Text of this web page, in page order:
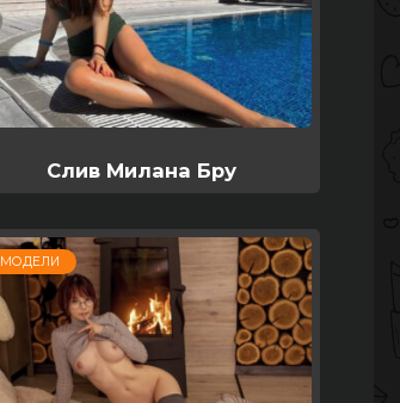
Слив Милана Бру
МОДЕЛИ